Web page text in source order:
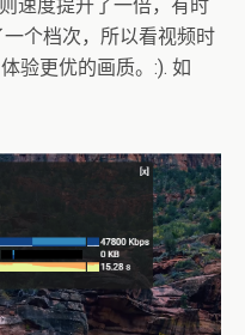
速度提升了一倍，有时
个档次，所以看视频时
验更优的画质。:). 如